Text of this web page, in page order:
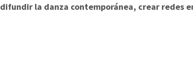
difundir la danza contemporánea, crear redes